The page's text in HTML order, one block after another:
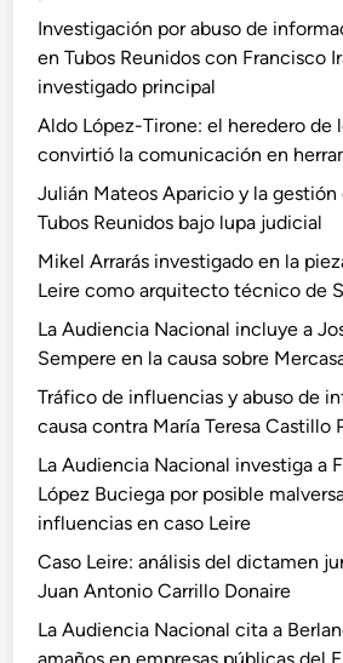
Investigación por abuso de
en Tubos Reunidos con Francisco
investigado principal
Aldo López-Tirone: el heredero de
convirtió la comunicación en
Julián Mateos Aparicio y la
Tubos Reunidos bajo lupa judicial
Mikel Arrarás investigado en la
Leire como arquitecto técnico de
La Audiencia Nacional incluye a
Sempere en la causa sobre
Tráfico de influencias y abuso de
causa contra María Teresa Castillo
La Audiencia Nacional investiga a
López Buciega por posible
influencias en caso Leire
Caso Leire: análisis del dictamen
Juan Antonio Carrillo Donaire
La Audiencia Nacional cita a